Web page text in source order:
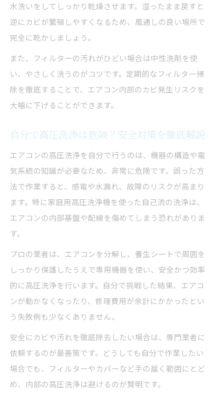
水洗いをしてしっかり乾燥させます。湿ったまま戻すと
逆にカビが繁殖しやすくなるため、風通しの良い場所で
完全に乾かしましょう。
また、フィルターの汚れがひどい場合は中性洗剤を使
い、やさしく洗うのがコツです。定期的なフィルター掃
除を徹底することで、エアコン内部のカビ発生リスクを
大幅に下げることができます。
自分で高圧洗浄は危険？安全対策を徹底解説
エアコンの高圧洗浄を自分で行うのは、機器の構造や電
気系統の知識が必要なため、非常に危険です。誤った方
法で作業すると、感電や水漏れ、故障のリスクが高まり
ます。特に家庭用高圧洗浄機を使った自己流の洗浄は、
エアコンの内部基盤や配線を傷めてしまう恐れがありま
す。
プロの業者は、エアコンを分解し、養生シートで周囲を
しっかり保護したうえで専用機器を使い、安全かつ効率
的に高圧洗浄を行います。自分で挑戦した結果、エアコ
ンが動かなくなったり、修理費用が余計にかかったとい
う失敗例も少なくありません。
安全にカビや汚れを徹底除去したい場合は、専門業者に
依頼するのが最善策です。どうしても自分で作業したい
場合でも、フィルターやカバーなど手の届く範囲にとど
め、内部の高圧洗浄は避けるのが賢明です。